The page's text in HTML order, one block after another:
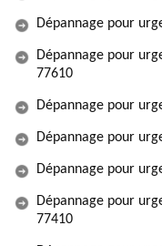
Dépannage pour
Dépannage pour
77610
Dépannage pour
Dépannage pour
Dépannage pour
Dépannage pour
77410